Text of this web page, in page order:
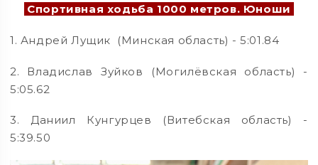
Спортивная ходьба 1000 метров. Юноши
1. Андрей Лущик (Минская область) - 5:01.84
2. Владислав Зуйков (Могилёвская область) -
5:05.62
3. Даниил Кунгурцев (Витебская область) -
5:39.50